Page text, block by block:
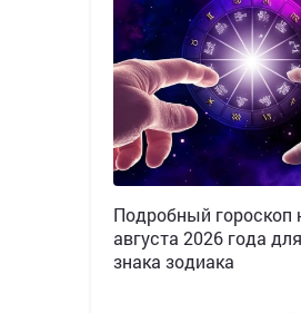
Подробный гороскоп
августа 2026 года
знака зодиака